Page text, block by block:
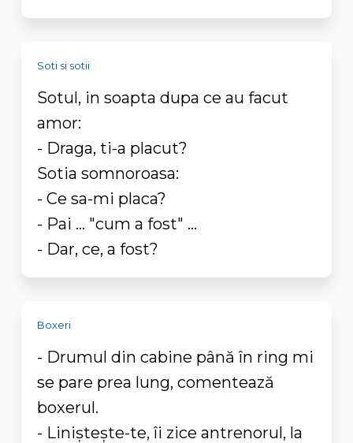
Soti si sotii
Sotul, in soapta dupa ce au facut
amor:
- Draga, ti-a placut?
Sotia somnoroasa:
- Ce sa-mi placa?
- Pai ... "cum a fost" ...
- Dar, ce, a fost?
Boxeri
- Drumul din cabine până în ring mi
se pare prea lung, comentează
boxerul.
- Linişteşte-te, îi zice antrenorul, la